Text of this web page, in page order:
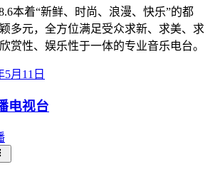
本着“新鲜、时尚、浪漫、快乐”的都
多元，全方位满足受众求新、求美、求
赏性、娱乐性于一体的专业音乐电台。
5月11日
电视台